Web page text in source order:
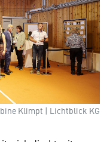
Klimpt | Lichtblick KG